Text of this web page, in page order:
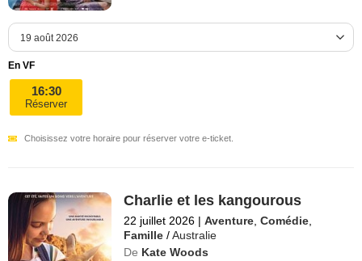
En VF
16:30
Réserver
Choisissez votre horaire pour réserver votre e-ticket.
Charlie et les kangourous
22 juillet 2026 | Aventure ,Comédie
Famille / Australie
De Kate Woods